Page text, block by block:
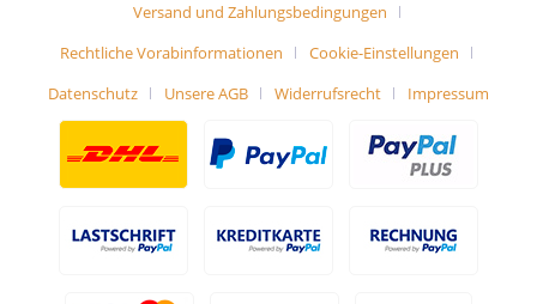
Versand und Zahlungsbedingungen
Rechtliche Vorabinformationen
Cookie-Einstellungen
Datenschutz
Unsere AGB Widerrufsrecht Impressum